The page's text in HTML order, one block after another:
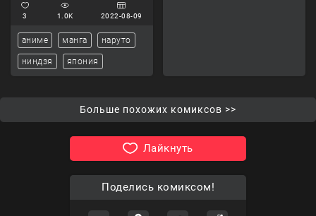
3 1.0K 2022-08-09
аниме манга наруто
ниндзя япония
Больше похожих комиксов >>
Лайкнуть
Поделись комиксом!